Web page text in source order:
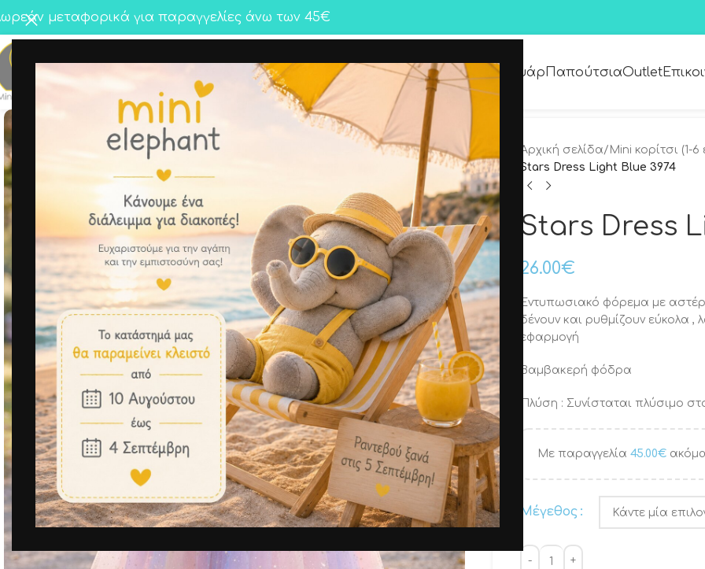
μεταφορικά για παραγγελίες άνω των 45€
ΚορίτσιΑγόρι Twins Premium Collection Αξεσουάρ ΠαπούτσιαOutlet
Αρχική σελίδα/ Mini κορίτσι (1-6
Stars Dress Light Blue 3974
Stars Dress
26.00€
Εντυπωσιακό φόρεμα με
δένουν και ρυθμίζουν εύκολα ,
εφαρμογή
Βαμβακερή φόδρα
Πλύση : Συνίσταται πλύσιμο
Με παραγγελία 45.00€
Μέγεθος